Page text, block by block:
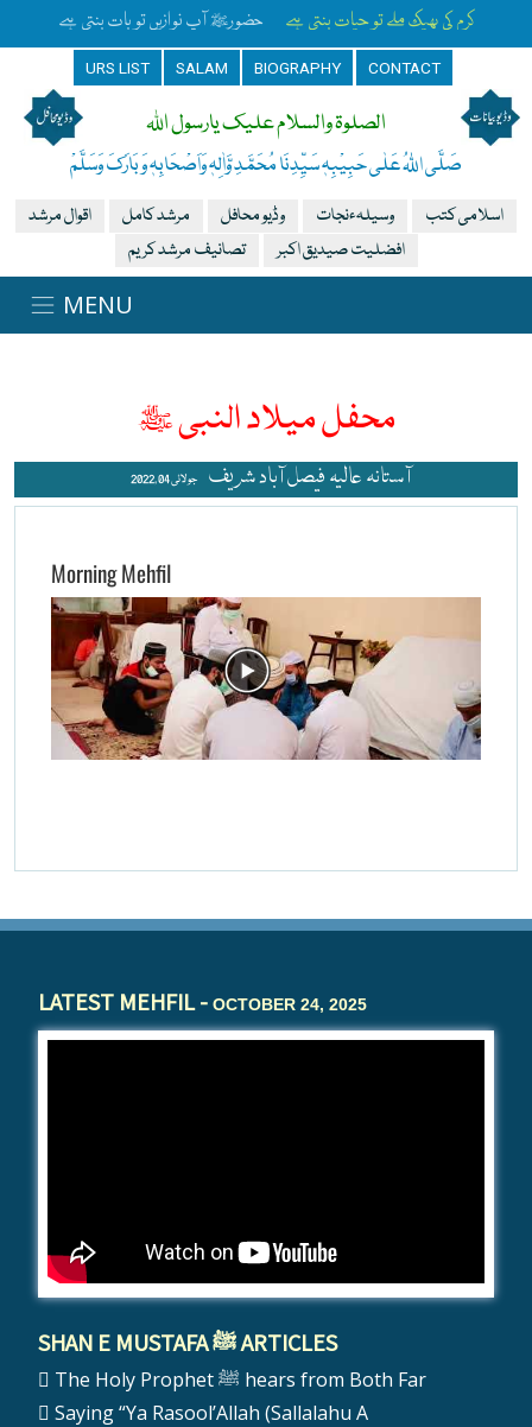
کرم کی بھیک ملے تو حیات بنتی ہے حضورﷺ آپ نوازیں تو بات بنتی ہے
URS LIST SALAM BIOGRAPHY CONTACT
الصلوۃ والسلام علیک یارسول اللہ
صَلَّی اللہُ عَلٰی حَبِیْبِہٖ سَیِّدِنَا مُحَمَّدِ وَّاٰلِہٖ وَاَصْحَابِہٖ وَبَارَکَ وَسَلَّمْ
اقوال مرشد مرشد کامل وڈیو محافل وسیلہءنجات
اسلامی کتب
تصانیف مرشد کریم
افضلیت صیدیق اکبر
محفل میلاد النبی ﷺ
2022, 04 جولائی آستانہ عالیہ فیصل آباد شریف
Morning Mehfil
LATEST MEHFIL - OCTOBER 24, 2025
SHAN E MUSTAFA ﷺ ARTICLES
The Holy Prophet ﷺ hears from Both Far
Saying “Ya Rasool’Allah (Sallalahu A